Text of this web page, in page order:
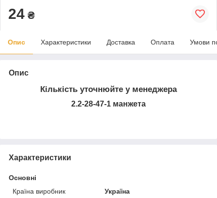
24 ₴
Опис Характеристики Доставка Оплата Умови
Опис
Кількість уточнюйте у менеджера
2.2-28-47-1 манжета
Характеристики
Основні
Країна виробник
Україна